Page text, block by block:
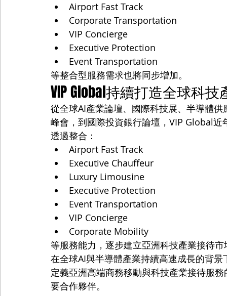
Airport Fast Track
Corporate Transportation
VIP Concierge
Executive Protection
Event Transportation
等整合型服務需求也將同步增加。
VIP Global持續打造全球科
從全球AI產業論壇、國際科技展、半導體
峰會，到國際投資銀行論壇，VIP Global
透過整合：
Airport Fast Track
Executive Chauffeur
Luxury Limousine
Executive Protection
Event Transportation
VIP Concierge
Corporate Mobility
等服務能力，逐步建立亞洲科技產業接待
在全球AI與半導體產業持續高速成長的背
定義亞洲高端商務移動與科技產業接待服
要合作夥伴。